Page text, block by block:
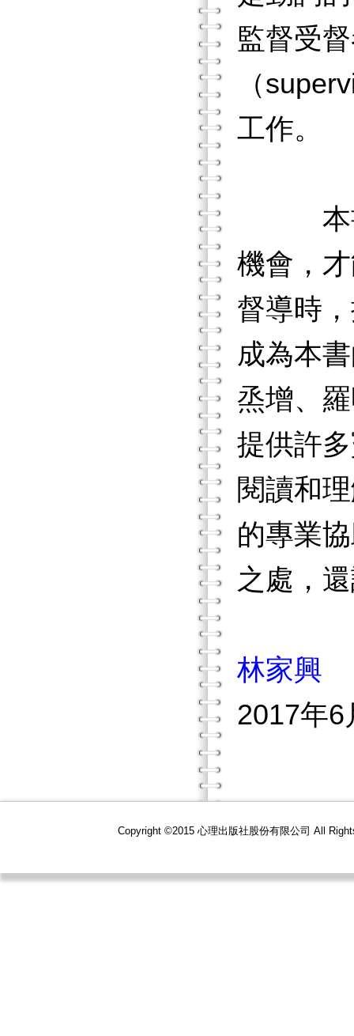
監督受
（
工作。
本書
機會，
督導時
成為本
烝增、
提供許
閱讀和
的專業
之處，
林家興
2017年6
Copyright ©2015 心理出版社股份有限公司 All